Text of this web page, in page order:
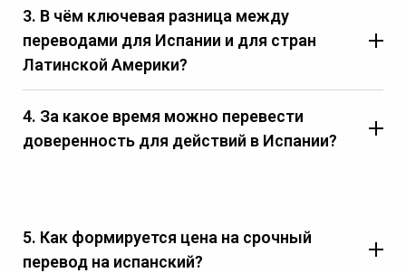
3. В чём ключевая разница между
переводами для Испании и для стран
Латинской Америки?
4. За какое время можно перевести
доверенность для действий в Испании?
5. Как формируется цена на срочный
перевод на испанский?